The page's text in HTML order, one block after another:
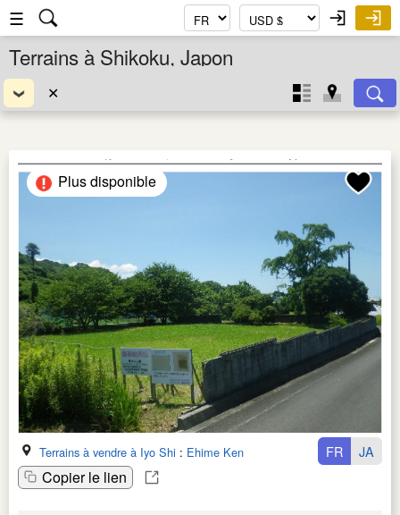
☰
Terrains à Shikoku, Japon
✕
Plus disponible
Terrains à vendre à Iyo Shi : Ehime Ken
Copier le lien
FR JA